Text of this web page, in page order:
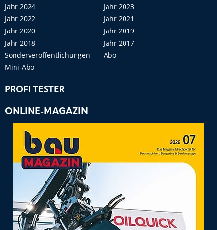
Jahr 2024
Jahr 2023
Jahr 2022
Jahr 2021
Jahr 2020
Jahr 2019
Jahr 2018
Jahr 2017
Sonderveröffentlichungen
Abo
Mini-Abo
PROFI TESTER
ONLINE-MAGAZIN